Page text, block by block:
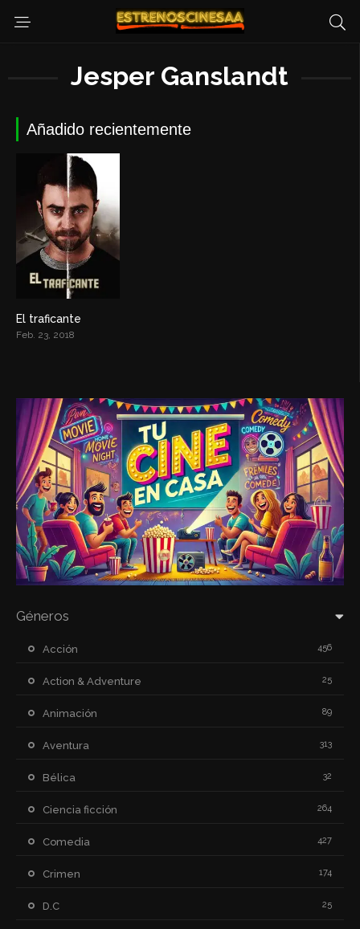
Jesper Ganslandt
Añadido recientemente
El traficante
Feb. 23, 2018
Géneros
Acción 456
Action & Adventure 25
Animación 89
Aventura 313
Bélica 32
Ciencia ficción 264
Comedia 427
Crimen 174
D.C 25